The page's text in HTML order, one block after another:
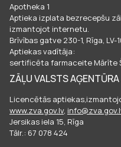
Apotheka 1
Aptieka izplata bezrecepšu
izmantojot internetu.
Brīvības gatve 230-1, Rīga, LV-
Aptiekas vadītāja:
sertificēta farmaceite Mārīte
ZĀĻU VALSTS AĢENTŪRA
Licencētās
www.zva.gov.lv,
Jersikas iela 15, Rīga
Tālr.: 67 078 424